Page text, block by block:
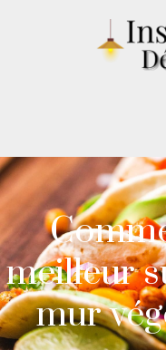
meilleur
mur